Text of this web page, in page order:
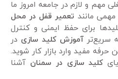
مهم و لازم در جامعه امروز ما
مانند تعمیر قفل در محل
برای حفظ ایمنی و کنترل
آموزش کلید سازی در
حرفه مفید وارد بازار کار شوید.
کلید سازی در سمنان آشنا